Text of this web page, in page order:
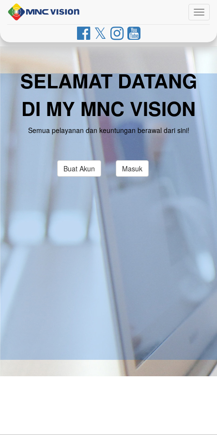
SELAMAT DATANG
DI MY MNC VISION
Semua pelayanan dan keuntungan berawal dari sini!
Buat Akun Masuk